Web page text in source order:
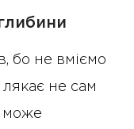
бо не вміємо
не сам
може